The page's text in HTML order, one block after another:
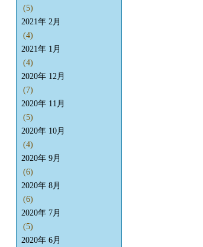
(5)
2021年 2月
(4)
2021年 1月
(4)
2020年 12月
(7)
2020年 11月
(5)
2020年 10月
(4)
2020年 9月
(6)
2020年 8月
(6)
2020年 7月
(5)
2020年 6月